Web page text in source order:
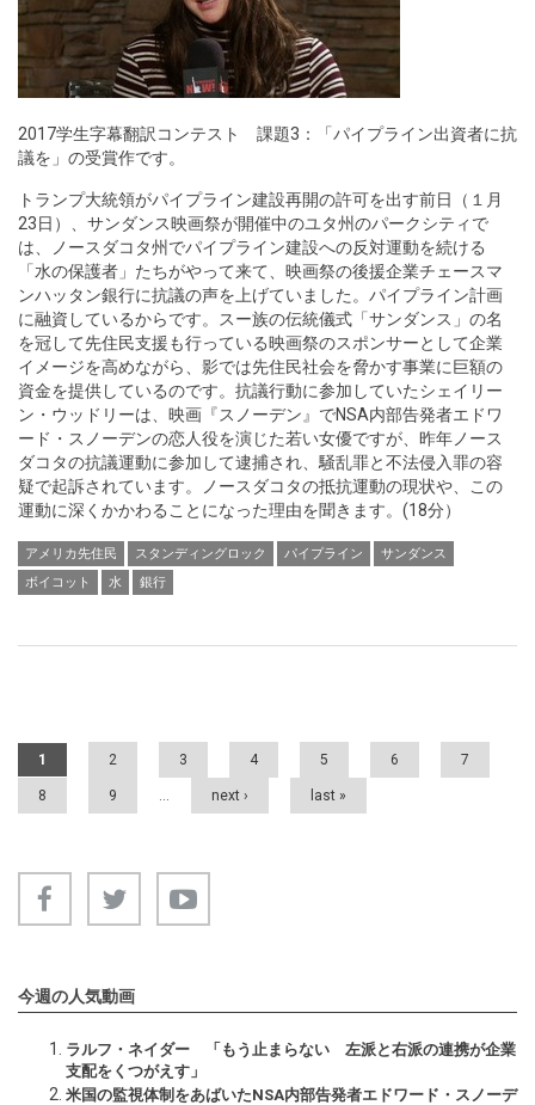
2017学生字幕翻訳コンテスト 課題3：「パイプライン出資者に抗
議を」の受賞作です。
トランプ大統領がパイプライン建設再開の許可を出す前日（１月
23日）、サンダンス映画祭が開催中のユタ州のパークシティで
は、ノースダコタ州でパイプライン建設への反対運動を続ける
「水の保護者」たちがやって来て、映画祭の後援企業チェースマ
ンハッタン銀行に抗議の声を上げていました。パイプライン計画
に融資しているからです。スー族の伝統儀式「サンダンス」の名
を冠して先住民支援も行っている映画祭のスポンサーとして企業
イメージを高めながら、影では先住民社会を脅かす事業に巨額の
資金を提供しているのです。抗議行動に参加していたシェイリー
ン・ウッドリーは、映画『スノーデン』でNSA内部告発者エドワ
ード・スノーデンの恋人役を演じた若い女優ですが、昨年ノース
ダコタの抗議運動に参加して逮捕され、騒乱罪と不法侵入罪の容
疑で起訴されています。ノースダコタの抵抗運動の現状や、この
運動に深くかかわることになった理由を聞きます。(18分）
アメリカ先住民 スタンディングロック パイプライン
サンダンス
ボイコット
水 銀行
Pages
1 2 3 4 5 6 7
8 9 … next › last »
今週の人気動画
ラルフ・ネイダー 「もう止まらない 左派と右派の連携が企業
支配をくつがえす」
米国の監視体制をあばいたNSA内部告発者エドワード・スノーデ